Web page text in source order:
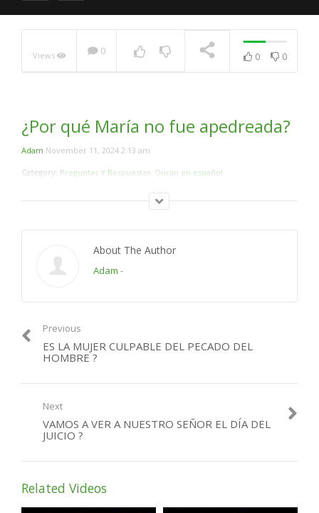
Views 0 0 0
¿Por qué María no fue apedreada?
Adam November 11, 2024 2:13 am
Category: Preguntas Y Respuestas Quran en español
About The Author
Adam -
Previous
ES LA MUJER CULPABLE DEL PECADO DEL
HOMBRE ?
Next
VAMOS A VER A NUESTRO SEÑOR EL DÍA DEL
JUICIO ?
Related Videos